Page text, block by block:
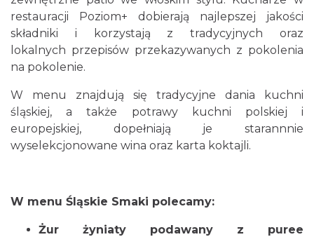
restauracji Poziom+ dobierają najlepszej jakości
składniki i korzystają z tradycyjnych oraz
lokalnych przepisów przekazywanych z pokolenia
na pokolenie.
W menu znajdują się tradycyjne dania kuchni
śląskiej, a także potrawy kuchni polskiej i
europejskiej, dopełniają je starannnie
wyselekcjonowane wina oraz karta koktajli.
W menu Śląskie Smaki polecamy:
Żur żyniaty podawany z puree